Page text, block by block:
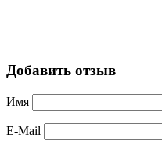
Добавить отзыв
Имя
E-Mail